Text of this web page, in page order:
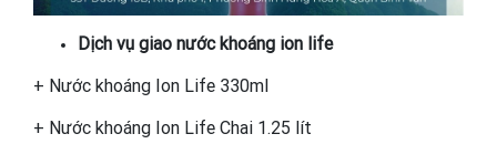
Dịch vụ giao nước khoáng ion life
+ Nước khoáng Ion Life 330ml
+ Nước khoáng Ion Life Chai 1.25 lít